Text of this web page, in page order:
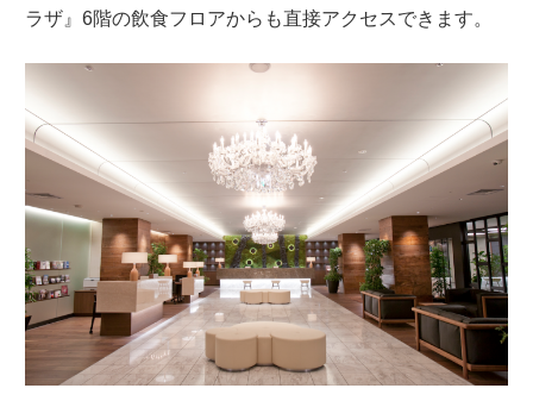
ラザ』6階の飲食フロアからも直接アクセスできます。